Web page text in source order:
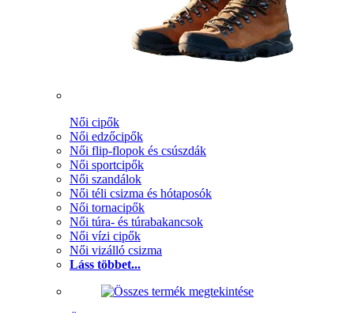
Női cipők
Női edzőcipők
Női flip-flopok és csúszdák
Női sportcipők
Női szandálok
Női téli csizma és hótaposók
Női tornacipők
Női túra- és túrabakancsok
Női vízi cipők
Női vizálló csizma
Láss többet...